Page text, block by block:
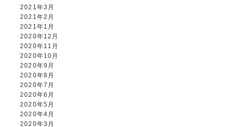
2021年3月
2021年2月
2021年1月
2020年12月
2020年11月
2020年10月
2020年9月
2020年8月
2020年7月
2020年6月
2020年5月
2020年4月
2020年3月